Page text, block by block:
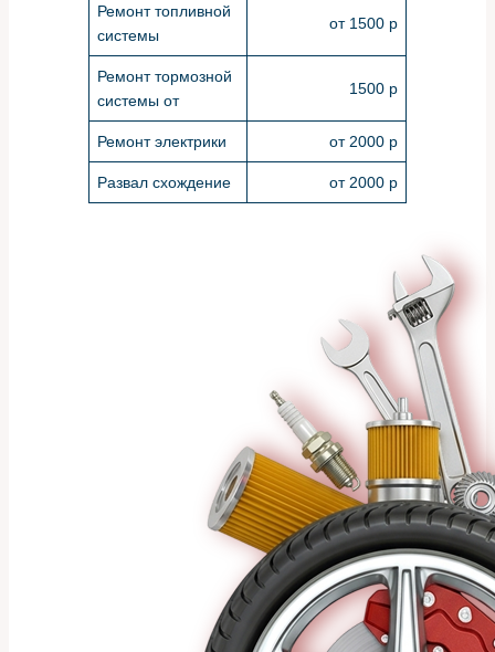
Ремонт топливной
системы
от 1500 р
Ремонт тормозной
системы от
1500 р
Ремонт электрики от 2000 р
Развал схождение от 2000 р